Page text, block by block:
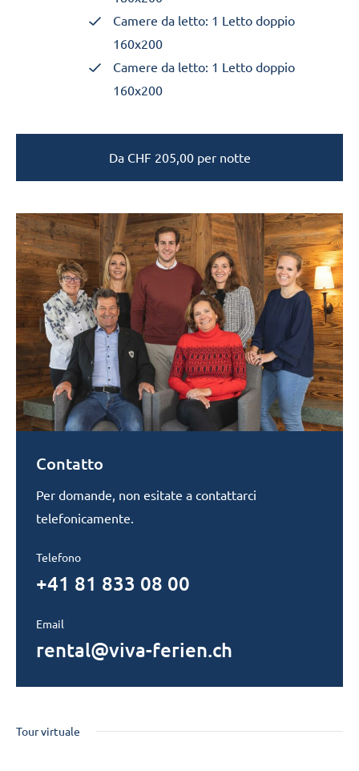
Camere da letto: 1 Letto doppio
160x200
Camere da letto: 1 Letto doppio
160x200
Da CHF 205,00per notte
Contatto
Per domande, non esitate a contattarci
telefonicamente.
Telefono
+41 81 833 08 00
Email
rental@viva-ferien.ch
Tour virtuale